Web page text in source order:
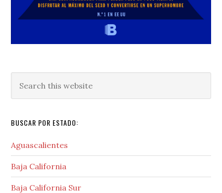
this
BUSCAR POR ESTADO:
Aguascalientes
Baja California
Baja California Sur